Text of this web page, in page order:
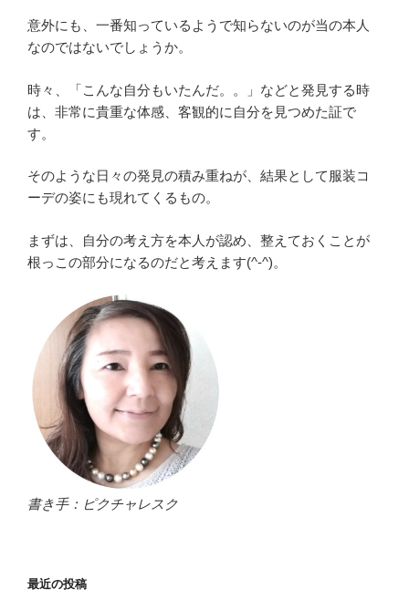
意外にも、一番知っているようで知らないのが当の本人
なのではないでしょうか。
時々、「こんな自分もいたんだ。。」などと発見する時
は、非常に貴重な体感、客観的に自分を見つめた証で
す。
そのような日々の発見の積み重ねが、結果として服装コ
ーデの姿にも現れてくるもの。
まずは、自分の考え方を本人が認め、整えておくことが
根っこの部分になるのだと考えます(^-^)。
書き手：ピクチャレスク
最近の投稿